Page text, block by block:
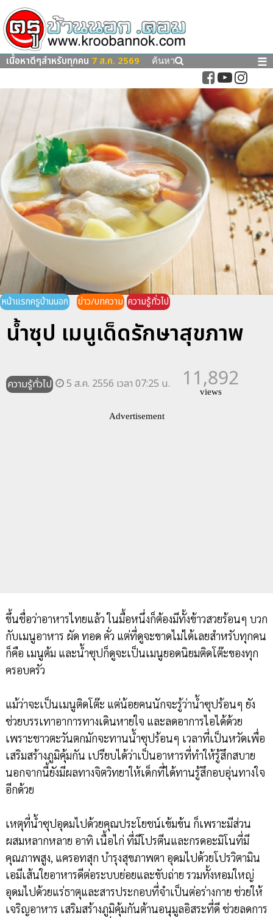
เนื้อหาดีๆสำหรับทุกคน 7 ส.ค. 2569 ค้นหา ☰
หน้าแรกครูบ้านนอก ข่าว/บทความ ความรู้ทั่วไป
น้ำซุป เมนูเด็ดรักษาสุขภาพ
ความรู้ทั่วไป 5 ส.ค. 2556 เวลา 07:25 น. 11,892
views
Advertisement
ขึ้นชื่อว่าอาหารไทยแล้ว ในมื้อหนึ่งก็ต้องมีทั้งข้าวสวยร้อนๆ บวก
กับเมนูอาหาร ผัด ทอด คั่ว แต่ที่ดูจะขาดไม่ได้เลยสำหรับทุกคน
ก็คือ เมนูต้ม และน้ำซุปก็ดูจะเป็นเมนูยอดนิยมติดโต๊ะของทุก
ครอบครัว
แม้ว่าจะเป็นเมนูติดโต๊ะ แต่น้อยคนนักจะรู้ว่าน้ำซุปร้อนๆ ยัง
ช่วยบรรเทาอาการทางเดินหายใจ และลดอาการไอได้ด้วย
เพราะชาวตะวันตกมักจะทานน้ำซุปร้อนๆ เวลาที่เป็นหวัดเพื่อ
เสริมสร้างภูมิคุ้มกัน เปรียบได้ว่าเป็นอาหารที่ทำให้รู้สึกสบาย
นอกจากนี้ยังมีผลทางจิตวิทยาให้เด็กที่ได้ทานรู้สึกอบอุ่นทางใจ
อีกด้วย
เหตุที่น้ำซุปอุดมไปด้วยคุณประโยชน์เข้มข้น ก็เพราะมีส่วน
ผสมหลากหลาย อาทิ เนื้อไก่ ที่มีโปรตีนและกรดอะมิโนที่มี
คุณภาพสูง, แครอทสุก บำรุงสุขภาพตา อุดมไปด้วยโปรวิตามิน
เอมีเส้นใยอาหารดีต่อระบบย่อยและขับถ่าย รวมทั้งหอมใหญ่
อุดมไปด้วยแร่ธาตุและสารประกอบที่จำเป็นต่อร่างกาย ช่วยให้
เจริญอาหาร เสริมสร้างภูมิคุ้มกันต้านอนุมูลอิสระที่ดี ช่วยลดการ